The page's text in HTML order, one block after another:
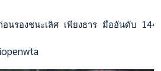
นรองชนะเลิศ เพียงธาร มืออันดับ